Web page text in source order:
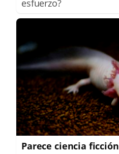
esfuerzo?
Parece ciencia ficción